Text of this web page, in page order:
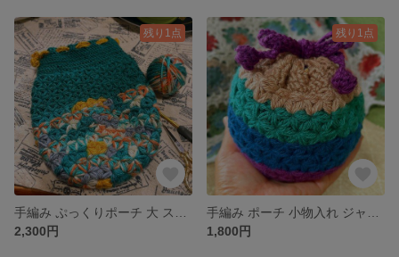
残り1点
2,300円
残り1点
1,800円